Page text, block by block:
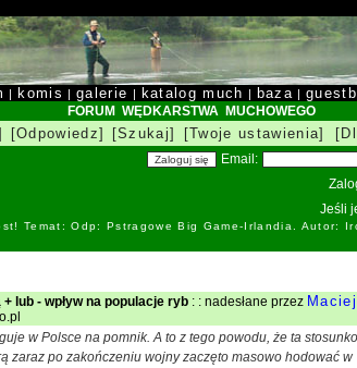
| komis |galerie | katalog much | baza |
FORUM WĘDKARSTWA MUCHOWEGO
[Odpowiedz] [Szukaj] [Twoje ustawienia]
Email:
Jeśli
Temat: Odp: Pstragowe Big Game-Irlandia. Autor:
lub - wpływ na populacje ryb : : nadesłane przez
w Polsce na pomnik. A to z tego powodu, że ta
zaraz po zakończeniu wojny zaczęto masowo hodować w